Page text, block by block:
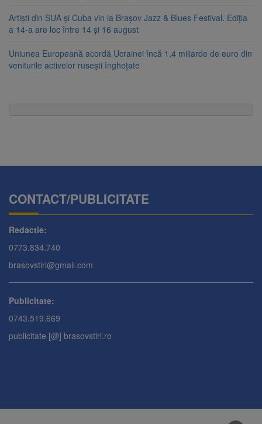
Artiști din SUA și Cuba vin la Brașov Jazz & Blues Festival. Ediția
a 14-a are loc între 14 și 16 august
Uniunea Europeană acordă Ucrainei încă 1,4 miliarde de euro din
veniturile activelor rusești înghețate
CONTACT/PUBLICITATE
Redactie:
0773.834.740
brasovstiri@gmail.com
Publicitate:
0743.519.669
publicitate [@] brasovstiri.ro